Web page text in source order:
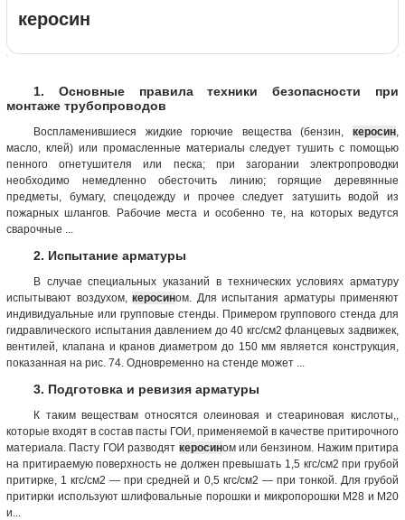
керосин
1. Основные правила техники безопасности при
монтаже трубопроводов
Воспламенившиеся жидкие горючие вещества (бензин, керосин
масло, клей) или промасленные материалы следует тушить с помощью
пенного огнетушителя или песка; при загорании электропроводки
необходимо немедленно обесточить линию; горящие деревянные
предметы, бумагу, спецодежду и прочее следует затушить водой из
пожарных шлангов. Рабочие места и особенно те, на которых ведутся
сварочные ...
2. Испытание арматуры
В случае специальных указаний в технических условиях арматуру
испытывают воздухом, керосином. Для испытания арматуры применяют
индивидуальные или групповые стенды. Примером группового стенда для
гидравлического испытания давлением до 40 кгс/см2 фланцевых задвижек,
вентилей, клапана и кранов диаметром до 150 мм является конструкция,
показанная на рис. 74. Одновременно на стенде может ...
3. Подготовка и ревизия арматуры
К таким веществам относятся олеиновая и стеариновая кислоты,,
которые входят в состав пасты ГОИ, применяемой в качестве притирочного
материала. Пасту ГОИ разводят керосином или бензином. Нажим притира
на притираемую поверхность не должен превышать 1,5 кгс/см2 при грубой
притирке, 1 кгс/см2 — при средней и 0,5 кгс/см2 — при тонкой. Для грубой
притирки используют шлифовальные порошки и микропорошки М28 и М20
и...